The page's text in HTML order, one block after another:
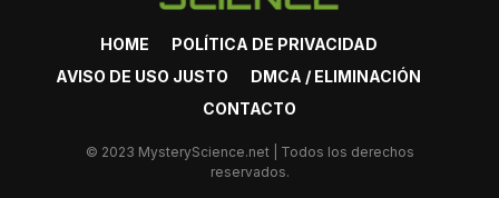
HOME
POLÍTICA DE PRIVACIDAD
AVISO DE USO JUSTO
DMCA / ELIMINACIÓN
CONTACTO
© 2023 MysteryScience.net | Todos los derechos
reservados.